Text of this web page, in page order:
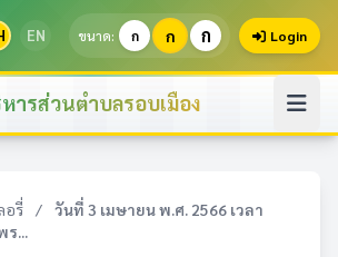
EN ขนาด: ก ก ก Login
ารส่วนตำบลรอบเมือง
อรี่ /
วันที่ 3 เมษายน พ.ศ. 2566 เวลา
ร...